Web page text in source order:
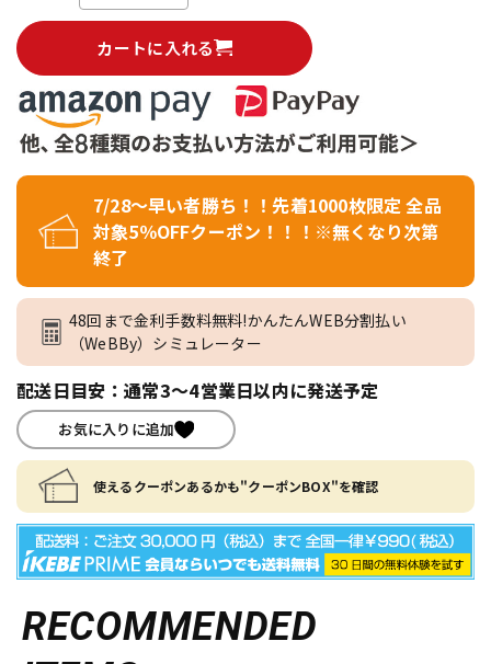
カートに入れる
7/28～早い者勝ち！！先着1000枚限定 全品
対象5％OFFクーポン！！！※無くなり次第
終了
48回まで金利手数料無料!かんたんWEB分割払い
（WeBBy）シミュレーター
配送日目安：通常3～4営業日以内に発送予定
お気に入りに追加
使えるクーポンあるかも"クーポンBOX"を確認
RECOMMENDED